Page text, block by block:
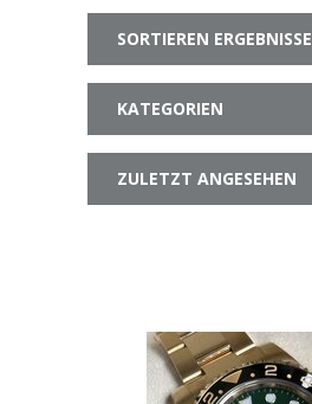
SORTIEREN ERGEBNISSE
KATEGORIEN
ZULETZT ANGESEHEN